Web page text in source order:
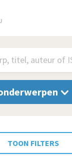
TOON FILTERS